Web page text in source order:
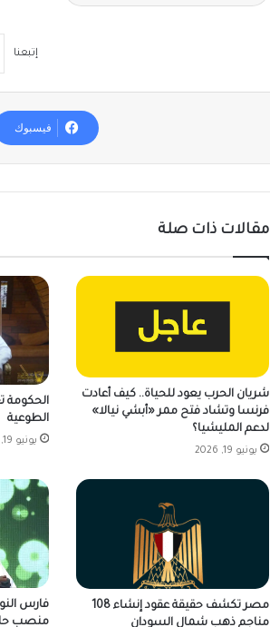
إتبعنا
فيسبوك
مقالات ذات صلة
شريان الحرب يعود للحياة.. كيف أعادت
فرنسا وتشاد فتح ممر «أبشي نيالا»
لدعم المليشيا؟
يونيو 19, 2026
الحكومة
الطوعية
يونيو 19, 2026
مصر تكشف حقيقة عقود إنشاء 108
مناجم ذهب شمال السودان
فارس
منصب